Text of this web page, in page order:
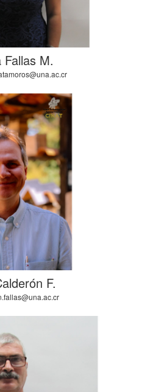
Fallas M.
F.